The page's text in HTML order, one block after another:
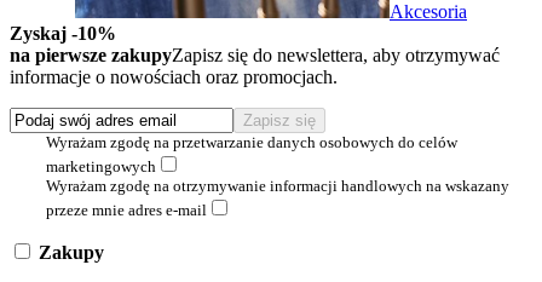
Akcesoria
Zyskaj -10%
na pierwsze zakupyZapisz się do newslettera, aby otrzymywać
informacje o nowościach oraz promocjach.
Wyrażam zgodę na przetwarzanie danych osobowych do celów
marketingowych
Wyrażam zgodę na otrzymywanie informacji handlowych na wskazany
przeze mnie adres e-mail
Zakupy